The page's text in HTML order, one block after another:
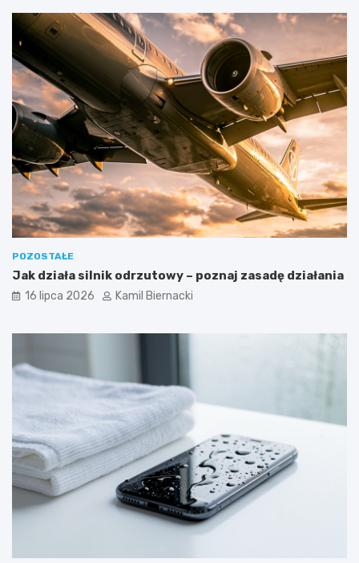
POZOSTAŁE
Jak działa silnik odrzutowy – poznaj zasadę działania
16 lipca 2026 Kamil Biernacki